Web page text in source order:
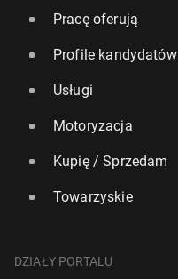
Pracę oferują
Profile kandydatów
Usługi
Motoryzacja
Kupię / Sprzedam
Towarzyskie
DZIAŁY PORTALU